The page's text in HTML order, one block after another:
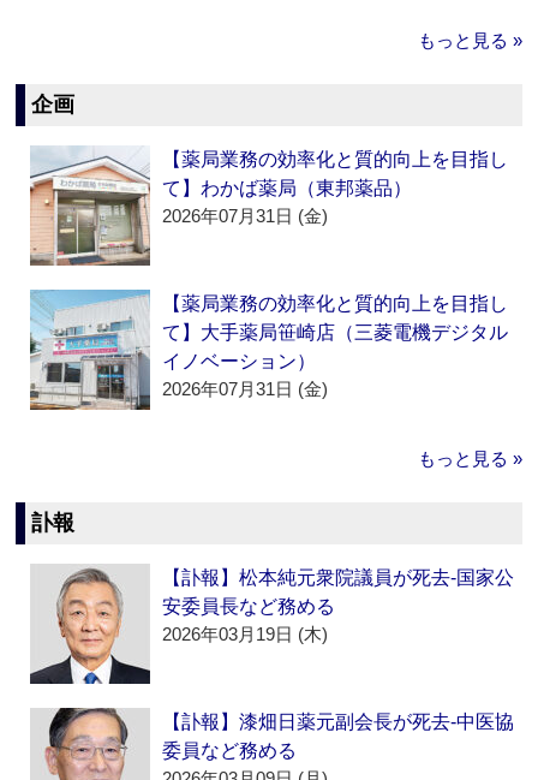
もっと見る »
企画
【薬局業務の効率化と質的向上を目指し
て】わかば薬局（東邦薬品）
2026年07月31日 (金)
【薬局業務の効率化と質的向上を目指し
て】大手薬局笹崎店（三菱電機デジタル
イノベーション）
2026年07月31日 (金)
もっと見る »
訃報
【訃報】松本純元衆院議員が死去‐国家公
安委員長など務める
2026年03月19日 (木)
【訃報】漆畑日薬元副会長が死去‐中医協
委員など務める